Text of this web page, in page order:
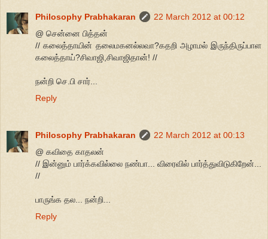
Philosophy Prabhakaran
22 March 2012 at 00:12
@ சென்னை பித்தன்
// கலைத்தாயின் தலைமகனல்லவா?கதறி அழாமல் இருந்திருப்பாள
கலைத்தாய்?சிவாஜி,சிவாஜிதான்! //
நன்றி செ.பி சார்...
Reply
Philosophy Prabhakaran
22 March 2012 at 00:13
@ கவிதை காதலன்
// இன்னும் பார்க்கவில்லை நண்பா... விரைவில் பார்த்துவிடுகிறேன்...
//
பாருங்க தல... நன்றி...
Reply